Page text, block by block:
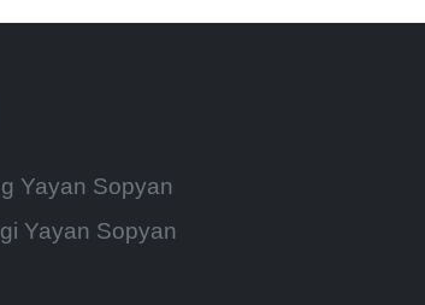
Yayan Sopyan
Yayan Sopyan